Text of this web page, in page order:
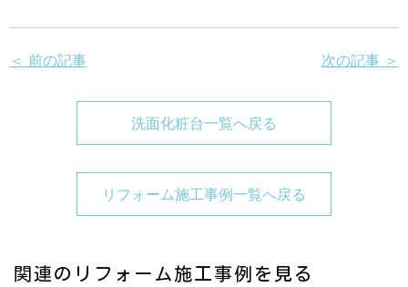
＜ 前の記事 次の記事 ＞
洗面化粧台一覧へ戻る
リフォーム施工事例一覧へ戻る
関連のリフォーム施工事例を見る